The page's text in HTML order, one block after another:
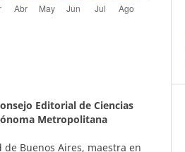
Editorial de Ciencias
Metropolitana
Buenos Aires, maestra en